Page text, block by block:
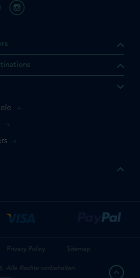
das
Privacy Policy Sitemap
Alle Rechte vorbehalten.